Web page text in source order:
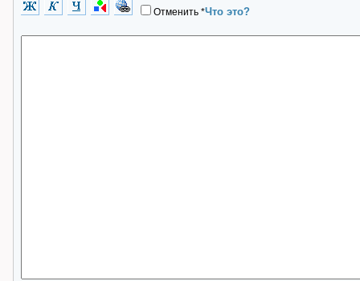
Отменить *Что это?